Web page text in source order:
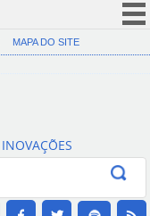
(COVID-19)
Canais
MAPA DO SITE